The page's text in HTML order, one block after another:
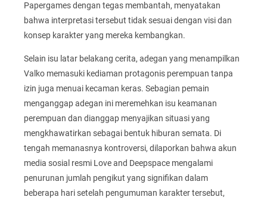
Papergames dengan tegas membantah, menyatakan
bahwa interpretasi tersebut tidak sesuai dengan visi dan
konsep karakter yang mereka kembangkan.
Selain isu latar belakang cerita, adegan yang menampilkan
Valko memasuki kediaman protagonis perempuan tanpa
izin juga menuai kecaman keras. Sebagian pemain
menganggap adegan ini meremehkan isu keamanan
perempuan dan dianggap menyajikan situasi yang
mengkhawatirkan sebagai bentuk hiburan semata. Di
tengah memanasnya kontroversi, dilaporkan bahwa akun
media sosial resmi Love and Deepspace mengalami
penurunan jumlah pengikut yang signifikan dalam
beberapa hari setelah pengumuman karakter tersebut,